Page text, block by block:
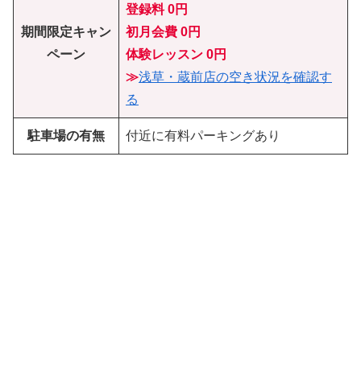
期間限定キャン
ペーン
登録料 0円
初月会費 0円
体験レッスン 0円
≫浅草・蔵前店の空き状況を確認す
る
駐車場の有無 付近に有料パーキングあり